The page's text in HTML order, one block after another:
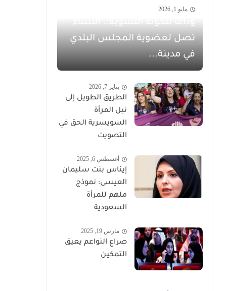
مايو 1, 2026
وداعاً للكوتة النسوية.. النساء
تصل لعضوية المجلس البلدي
في مدينة...
يناير 7, 2026
الطريق الطويل إلى
نيل المرأة
السويسرية الحق في
التصويت
أغسطس 6, 2025
إيناس بنت سليمان
العيسى: نموذج
ملهم للمرأة
السعودية
مارس 19, 2025
صراع النواعم يعيق
التمكين